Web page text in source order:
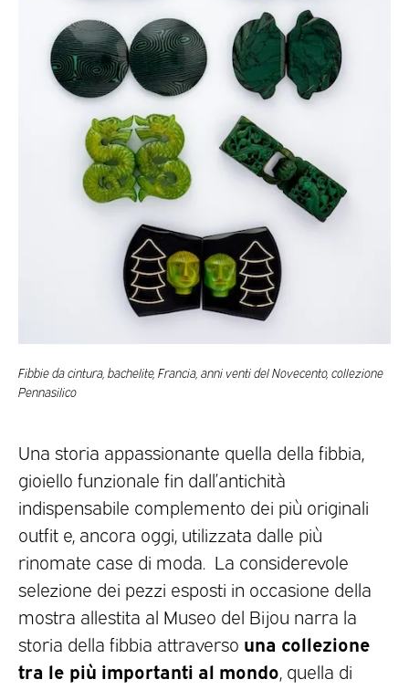
Fibbie da cintura, bachelite, Francia, anni venti del Novecento, collezione
Pennasilico
Una storia appassionante quella della fibbia,
gioiello funzionale fin dall’antichità
indispensabile complemento dei più originali
outfit e, ancora oggi, utilizzata dalle più
rinomate case di moda. La considerevole
selezione dei pezzi esposti in occasione della
mostra allestita al Museo del Bijou narra la
storia della fibbia attraverso una collezione
tra le più importanti al mondo , quella di